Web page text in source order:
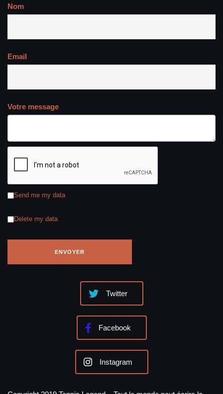
Nom
Email
Votre message
Send me my data
Delete my data
Twitter
Facebook
Instagram